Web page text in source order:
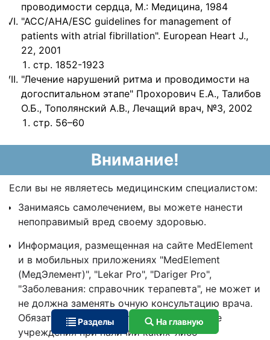
проводимости сердца, М.: Медицина, 1984
"ACC/AHA/ESC guidelines for management of
patients with atrial fibrillation". European Heart J.,
22, 2001
стр. 1852-1923
"Лечение нарушений ритма и проводимости на
догоспитальном этапе" Прохорович Е.А., Талибов
О.Б., Тополянский А.В., Лечащий врач, №3, 2002
стр. 56–60
Внимание!
Если вы не являетесь медицинским специалистом:
Занимаясь самолечением, вы можете нанести
непоправимый вред своему здоровью.
Информация, размещенная на сайте MedElement
и в мобильных приложениях "MedElement
(МедЭлемент)", "Lekar Pro", "Dariger Pro",
"Заболевания: справочник терапевта", не может и
не должна заменять очную консультацию врача.
Обязательно обращайтесь в медицинские
учреждения при наличии каких-либо
Разделы На главную